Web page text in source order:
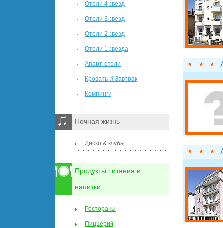
Отели 4 звезд
Отели 3 звезд
Отели 2 звезд
Отели 1 звезда
Апарт-отели
Кровать И Завтрак
Кемпинги
Ночная жизнь
Диско & клубы
Продукты питания и
напитки
Рестораны
Пиццерий